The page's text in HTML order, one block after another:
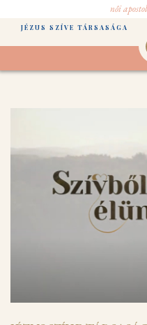
női
JÉZUS SZÍVE TÁRSASÁGA